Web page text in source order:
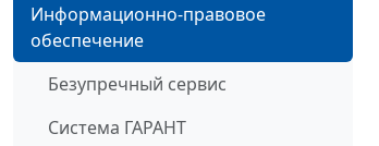
Информационно-правовое
обеспечение
Безупречный сервис
Система ГАРАНТ